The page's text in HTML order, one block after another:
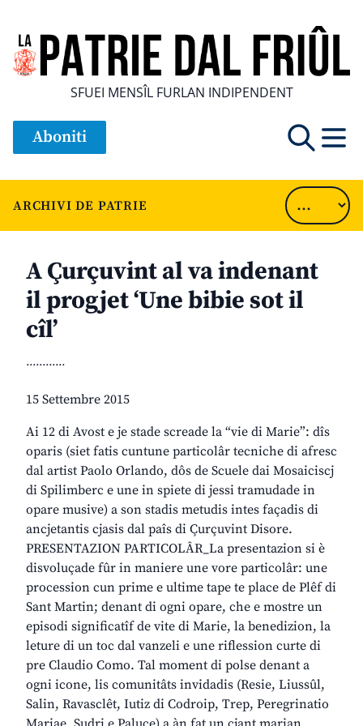
SFUEI MENSÎL FURLAN INDIPENDENT
Aboniti
ARCHIVI DE PATRIE
A Çurçuvint al va indenant
il progjet ‘Une bibie sot il
cîl’
............
15 Settembre 2015
Ai 12 di Avost e je stade screade la “vie di Marie”: dîs
oparis (siet fatis cuntune particolâr tecniche di afresc
dal artist Paolo Orlando, dôs de Scuele dai Mosaiciscj
di Spilimberc e une in spiete di jessi tramudade in
opare musive) a son stadis metudis intes façadis di
ancjetantis cjasis dal paîs di Çurçuvint Disore.
PRESENTAZION PARTICOLÂR_La presentazion si è
disvoluçade fûr in maniere une vore particolâr: une
procession cun prime e ultime tape te place de Plêf di
Sant Martin; denant di ogni opare, che e mostre un
episodi significatîf de vite di Marie, la benedizion, la
leture di un toc dal vanzeli e une riflession curte di
pre Claudio Como. Tal moment di polse denant a
ogni icone, lis comunitâts invidadis (Resie, Liussûl,
Salin, Ravasclêt, Iutiz di Codroip, Trep, Peregrinatio